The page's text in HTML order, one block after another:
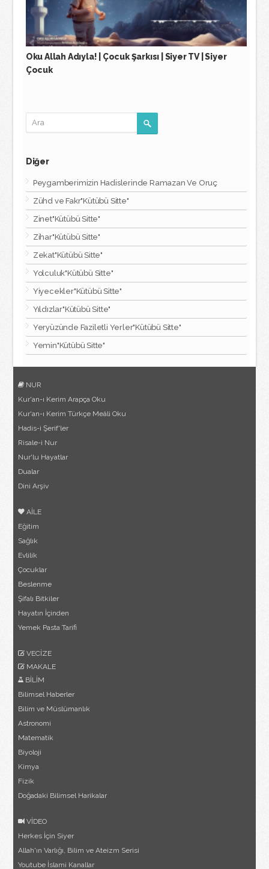
Oku Allah Adıyla! | Çocuk Şarkısı | Siyer TV | Siyer
Çocuk
Diğer
Peygamberimizin Hadislerinde Ramazan Ve Oruç
Zühd ve Fakr"Kütübü Sitte"
Zinet"Kütübü Sitte"
Zihar"Kütübü Sitte"
Zekat"Kütübü Sitte"
Yolculuk"Kütübü Sitte"
Yiyecekler"Kütübü Sitte"
Yıldızlar"Kütübü Sitte"
Yeryüzünde Faziletli Yerler"Kütübü Sitte"
Yemin"Kütübü Sitte"
NUR
Kur'an-ı Kerim Arapça Oku
Kur'an-ı Kerim Türkçe Meâli Oku
Hadis-i Şerif'ler
Risale-i Nur
Nur'lu Hayatlar
Dualar
Dini Arşiv
AİLE
Eğitim
Sağlık
Evlilik
Çocuklar
Beslenme
Şifalı Bitkiler
Hayatın İçinden
Yemek Pasta Tarifi
VECİZE
MAKALE
BİLİM
Bilimsel Haberler
Bilim ve Müslümanlık
Astronomi
Matematik
Biyoloji
Kimya
Fizik
Doğadaki Bilimsel Harikalar
VİDEO
Herkes İçin Siyer
Allah'ın Varlığı, Bilim ve Ateizm Serisi
Youtube İslami Kanallar